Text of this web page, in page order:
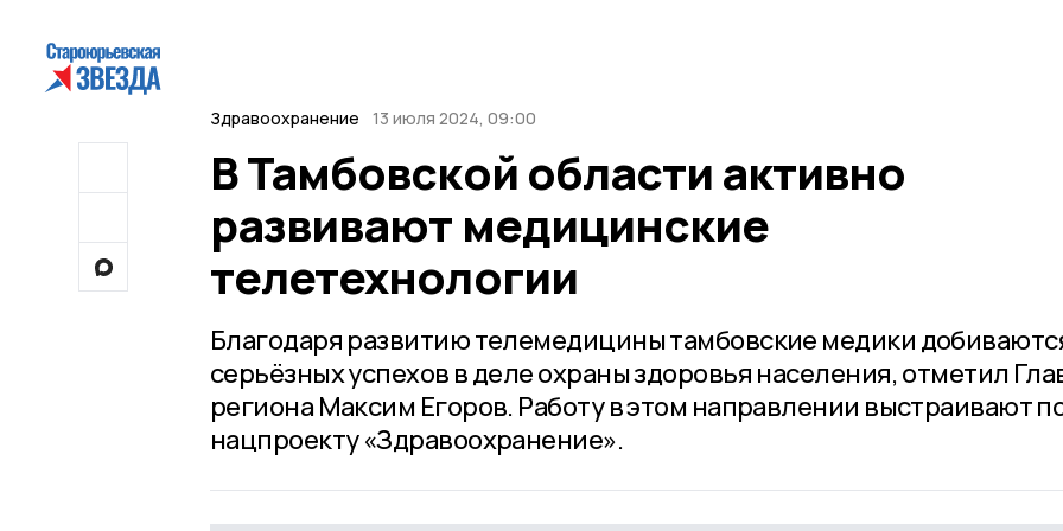
Здравоохранение 13 июля 2024, 09:00
В Тамбовской области активно
развивают медицинские
телетехнологии
Благодаря развитию телемедицины тамбовские медики
серьёзных успехов в деле охраны здоровья населения, отметил
региона Максим Егоров. Работу в этом направлении выстраивают
нацпроекту «Здравоохранение».